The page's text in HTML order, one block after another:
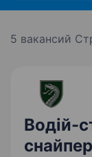
5 вакансий
Водій-